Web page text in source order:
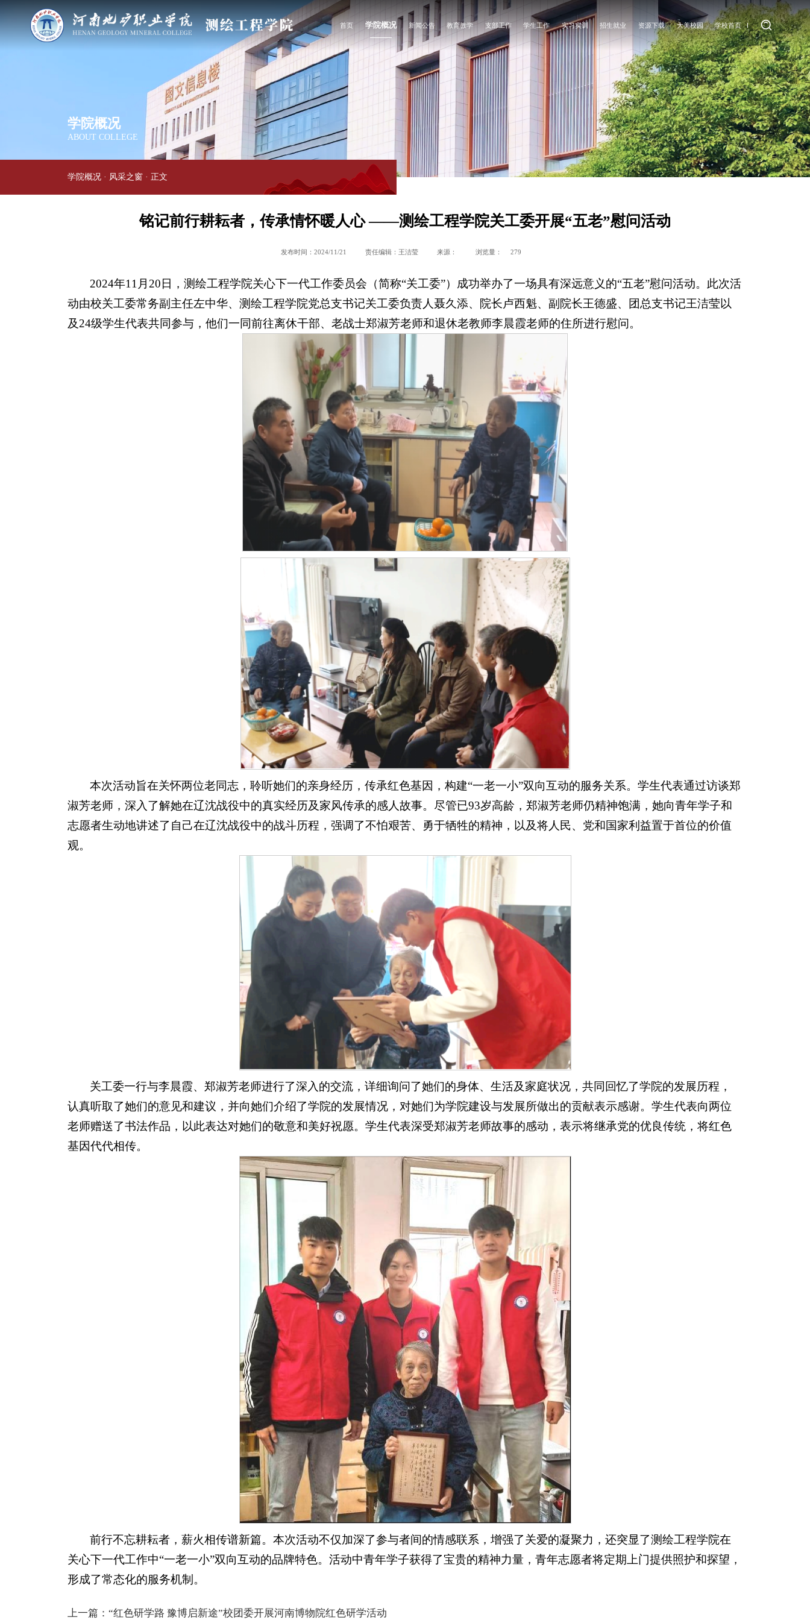
首页 学院概况 新闻公告
新闻动态
通知公告
教育教学
专业介绍
教学管理
支部工作
支部动态
主题教育
学生工作
党团工作
学生园地
实习实训 招生就业
就业信息
就业指导
资源下载
教师专区
学生专区
大美校园
大美校园
学校首页
学院概况
ABOUT COLLEGE
学院概况 · 风采之窗 · 正文
铭记前行耕耘者，传承情怀暖人心 ——测绘工程学院关工委开展“五老”慰问活动
发布时间：2024/11/21 责任编辑：王洁莹 来源： 浏览量： 279
2024年11月20日，测绘工程学院关心下一代工作委员会（简称“关工委”）成功举办了一场具有深远意义的“五老”慰问活动。此次活
动由校关工委常务副主任左中华、测绘工程学院党总支书记关工委负责人聂久添、院长卢西魁、副院长王德盛、团总支书记王洁莹以
及24级学生代表共同参与，他们一同前往离休干部、老战士郑淑芳老师和退休老教师李晨霞老师的住所进行慰问。
本次活动旨在关怀两位老同志，聆听她们的亲身经历，传承红色基因，构建“一老一小”双向互动的服务关系。学生代表通过访谈郑
淑芳老师，深入了解她在辽沈战役中的真实经历及家风传承的感人故事。尽管已93岁高龄，郑淑芳老师仍精神饱满，她向青年学子和
志愿者生动地讲述了自己在辽沈战役中的战斗历程，强调了不怕艰苦、勇于牺牲的精神，以及将人民、党和国家利益置于首位的价值
观。
关工委一行与李晨霞、郑淑芳老师进行了深入的交流，详细询问了她们的身体、生活及家庭状况，共同回忆了学院的发展历程，
认真听取了她们的意见和建议，并向她们介绍了学院的发展情况，对她们为学院建设与发展所做出的贡献表示感谢。学生代表向两位
老师赠送了书法作品，以此表达对她们的敬意和美好祝愿。学生代表深受郑淑芳老师故事的感动，表示将继承党的优良传统，将红色
基因代代相传。
前行不忘耕耘者，薪火相传谱新篇。本次活动不仅加深了参与者间的情感联系，增强了关爱的凝聚力，还突显了测绘工程学院在
关心下一代工作中“一老一小”双向互动的品牌特色。活动中青年学子获得了宝贵的精神力量，青年志愿者将定期上门提供照护和探望，
形成了常态化的服务机制。
上一篇： “红色研学路 豫博启新途”校团委开展河南博物院红色研学活动